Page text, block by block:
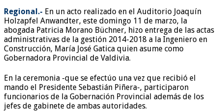
Regional.- En un acto realizado en el Auditorio Joaquín
Holzapfel Anwandter, este domingo 11 de marzo, la
abogada Patricia Morano Büchner, hizo entrega de las actas
administrativas de la gestión 2014-2018 a la Ingeniero en
Construcción, María José Gatica quien asume como
Gobernadora Provincial de Valdivia.
En la ceremonia -que se efectúo una vez que recibió el
mando el Presidente Sebastián Piñera-, participaron
funcionarios de la Gobernación Provincial además de los
jefes de gabinete de ambas autoridades.